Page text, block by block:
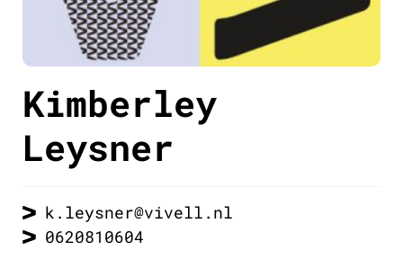
Kimberley
Leysner
k.leysner@vivell.nl
0620810604